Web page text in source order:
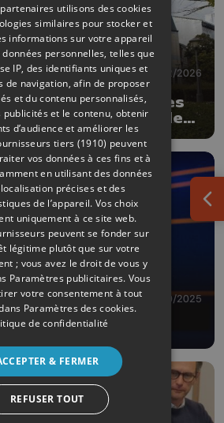
25/02/2026
grève déposé par les
au tribunal de
11/10/2025
utilisons des cookies
similaires pour stocker et
informations sur votre appareil
personnelles, telles que
IP, des identifiants uniques et
de navigation, afin de proposer
et du contenu personnalisés,
publicités et le contenu, obtenir
d’audience et améliorer les
tiers (1910) peuvent
vos données à ces fins et à
en utilisant des données
précises et des
de l’appareil. Vos choix
uniquement à ce site web.
peuvent se fonder sur
légitime plutôt que sur votre
; vous avez le droit de vous y
Paramètres publicitaires. Vous
votre consentement à tout
Paramètres des cookies.
de confidentialité
& FERMER
REFUSER TOUT